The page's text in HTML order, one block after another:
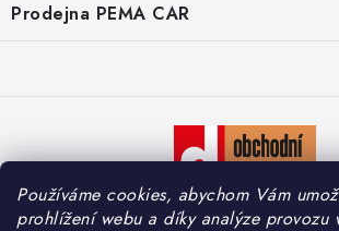
Používáme cookies, abychom Vám
prohlížení webu a díky analýze provozu
Zásady zpracování osobních údajů
Prodejna PEMA CAR
Po – Pá: 7:30 – 16:00
So – Ne: Zavřeno